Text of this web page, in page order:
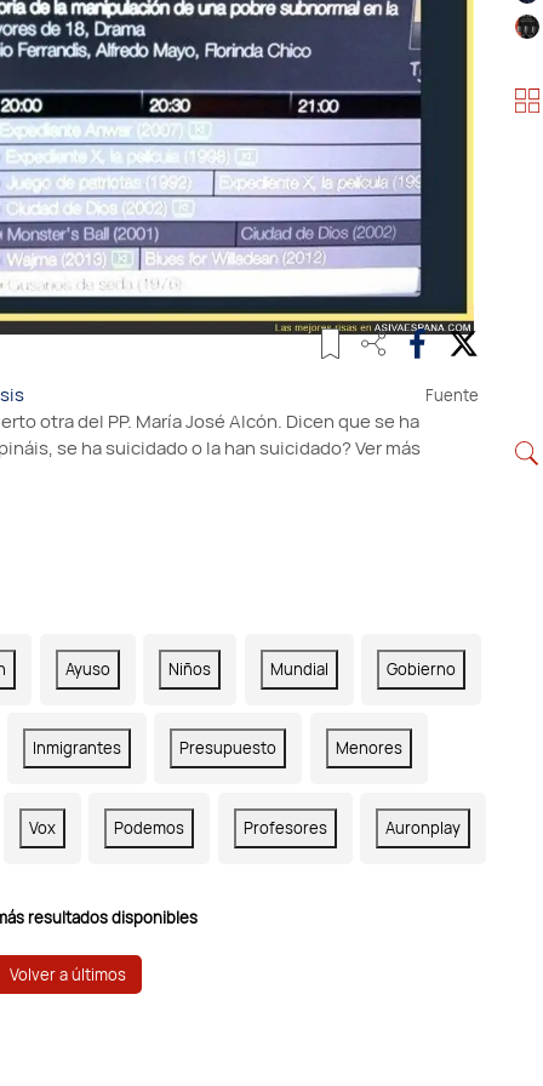
Fuente
otra del PP. María José Alcón. Dicen que se ha
se ha suicidado o la han suicidado?Ver más
Ayuso Niños Mundial Gobierno
Inmigrantes Presupuesto Menores
Vox Podemos Profesores Auronplay
resultados disponibles
Volver a últimos